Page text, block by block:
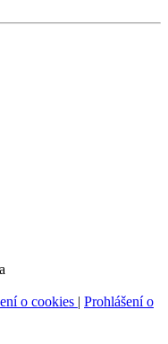
o cookies | Prohlášení o